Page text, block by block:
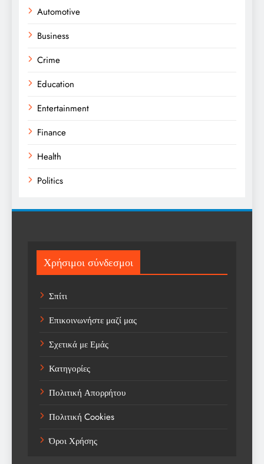
Automotive
Business
Crime
Education
Entertainment
Finance
Health
Politics
Sport
Sports
Technology
Trending
Weather
Αγορά
Αγορά Εργασίας
Αγροτικά Νέα
Αεροπορία
Χρήσιμοι σύνδεσμοι
Σπίτι
Επικοινωνήστε μαζί μας
Σχετικά με Εμάς
Κατηγορίες
Πολιτική Απορρήτου
Πολιτική Cookies
Όροι Χρήσης